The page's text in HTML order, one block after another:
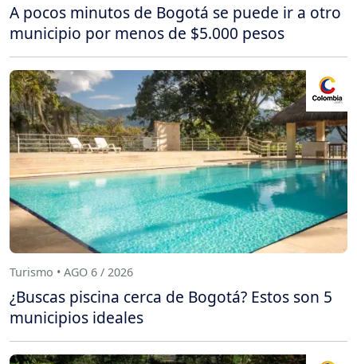
A pocos minutos de Bogotá se puede ir a otro
municipio por menos de $5.000 pesos
Turismo • AGO 6 / 2026
¿Buscas piscina cerca de Bogotá? Estos son 5
municipios ideales